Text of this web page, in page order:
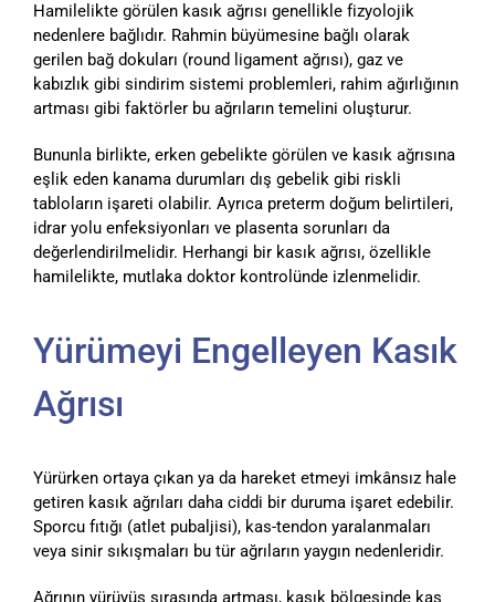
Hamilelikte görülen kasık ağrısı genellikle fizyolojik
nedenlere bağlıdır. Rahmin büyümesine bağlı olarak
gerilen bağ dokuları (round ligament ağrısı), gaz ve
kabızlık gibi sindirim sistemi problemleri, rahim ağırlığının
artması gibi faktörler bu ağrıların temelini oluşturur.
Bununla birlikte, erken gebelikte görülen ve kasık ağrısına
eşlik eden kanama durumları dış gebelik gibi riskli
tabloların işareti olabilir. Ayrıca preterm doğum belirtileri,
idrar yolu enfeksiyonları ve plasenta sorunları da
değerlendirilmelidir. Herhangi bir kasık ağrısı, özellikle
hamilelikte, mutlaka doktor kontrolünde izlenmelidir.
Yürümeyi Engelleyen Kasık
Ağrısı
Yürürken ortaya çıkan ya da hareket etmeyi imkânsız hale
getiren kasık ağrıları daha ciddi bir duruma işaret edebilir.
Sporcu fıtığı (atlet pubaljisi), kas-tendon yaralanmaları
veya sinir sıkışmaları bu tür ağrıların yaygın nedenleridir.
Ağrının yürüyüş sırasında artması, kasık bölgesinde kas